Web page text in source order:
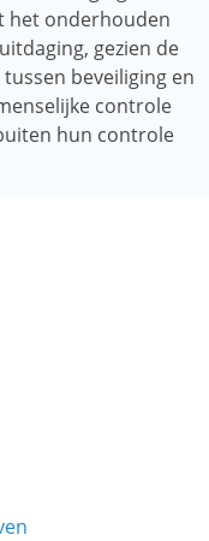
het onderhouden
gezien de
beveiliging en
controle
hun controle